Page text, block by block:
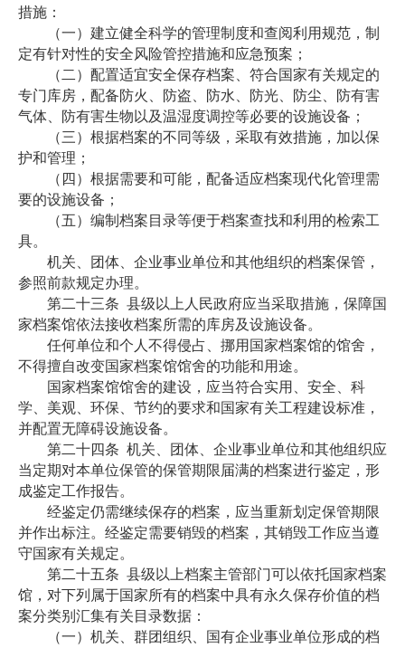
措施：
（一）建立健全科学的管理制度和查阅利用规范，制
定有针对性的安全风险管控措施和应急预案；
（二）配置适宜安全保存档案、符合国家有关规定的
专门库房，配备防火、防盗、防水、防光、防尘、防有害
气体、防有害生物以及温湿度调控等必要的设施设备；
（三）根据档案的不同等级，采取有效措施，加以保
护和管理；
（四）根据需要和可能，配备适应档案现代化管理需
要的设施设备；
（五）编制档案目录等便于档案查找和利用的检索工
具。
机关、团体、企业事业单位和其他组织的档案保管，
参照前款规定办理。
第二十三条 县级以上人民政府应当采取措施，保障国
家档案馆依法接收档案所需的库房及设施设备。
任何单位和个人不得侵占、挪用国家档案馆的馆舍，
不得擅自改变国家档案馆馆舍的功能和用途。
国家档案馆馆舍的建设，应当符合实用、安全、科
学、美观、环保、节约的要求和国家有关工程建设标准，
并配置无障碍设施设备。
第二十四条 机关、团体、企业事业单位和其他组织应
当定期对本单位保管的保管期限届满的档案进行鉴定，形
成鉴定工作报告。
经鉴定仍需继续保存的档案，应当重新划定保管期限
并作出标注。经鉴定需要销毁的档案，其销毁工作应当遵
守国家有关规定。
第二十五条 县级以上档案主管部门可以依托国家档案
馆，对下列属于国家所有的档案中具有永久保存价值的档
案分类别汇集有关目录数据：
（一）机关、群团组织、国有企业事业单位形成的档